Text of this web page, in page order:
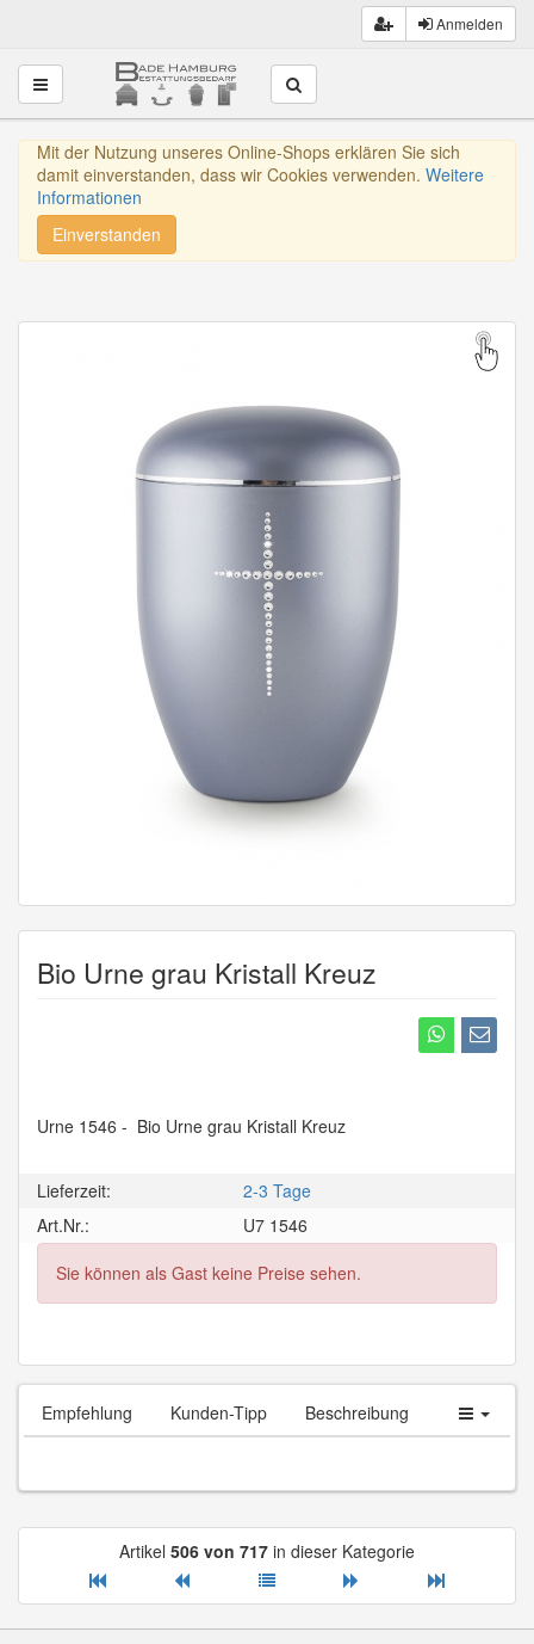
Anmelden
Toggle navigation
Mit der Nutzung unseres Online-Shops erklären Sie sich
damit einverstanden, dass wir Cookies verwenden. Weitere
Informationen
Einverstanden
Bio Urne grau Kristall Kreuz
Urne 1546 - Bio Urne grau Kristall Kreuz
Lieferzeit:
2-3 Tage
Art.Nr.:
U7 1546
Sie können als Gast keine Preise sehen.
Empfehlung Kunden-Tipp Beschreibung
Artikel 506 von 717 in dieser Kategorie